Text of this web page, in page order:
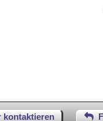
kontaktieren